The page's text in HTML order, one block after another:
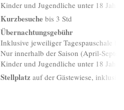
Kinder und Jugendliche unter 18
Kurzbesuche bis 3 Std
Übernachtungsgebühr
Inklusive jeweiliger Tagespauschale
Nur innerhalb der Saison (April-
Kinder und Jugendliche unter 18
Stellplatz auf der Gästewiese,